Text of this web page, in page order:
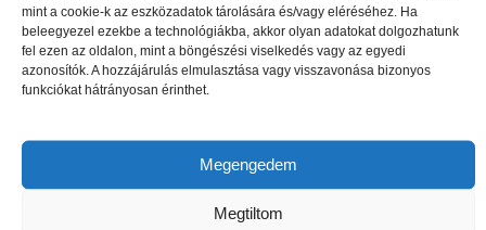
mint a cookie-k az eszközadatok tárolására és/vagy eléréséhez. Ha
beleegyezel ezekbe a technológiákba, akkor olyan adatokat dolgozhatunk
fel ezen az oldalon, mint a böngészési viselkedés vagy az egyedi
azonosítók. A hozzájárulás elmulasztása vagy visszavonása bizonyos
funkciókat hátrányosan érinthet.
Megengedem
Megtiltom
A csontritkulás veszélyei